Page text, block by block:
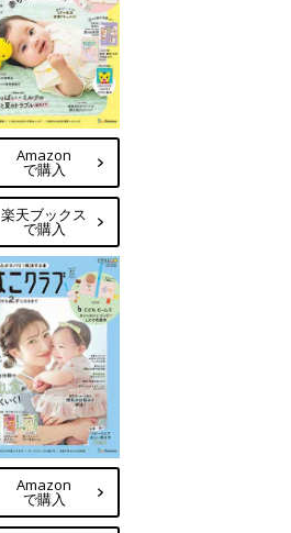
Amazon
で購入
楽天ブックス
で購入
Amazon
で購入